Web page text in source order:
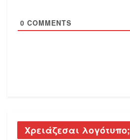
0 COMMENTS
Χρειάζεσαι λογότυπο;